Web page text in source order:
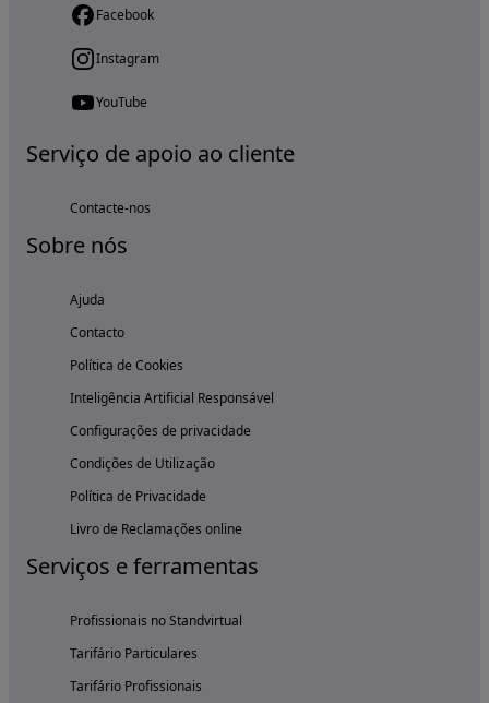
Facebook
Instagram
YouTube
Serviço de apoio ao cliente
Contacte-nos
Sobre nós
Ajuda
Contacto
Política de Cookies
Inteligência Artificial Responsável
Configurações de privacidade
Condições de Utilização
Política de Privacidade
Livro de Reclamações online
Serviços e ferramentas
Profissionais no Standvirtual
Tarifário Particulares
Tarifário Profissionais